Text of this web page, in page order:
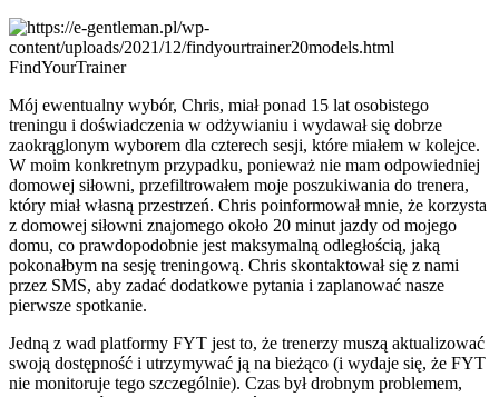
FindYourTrainer
Mój ewentualny wybór, Chris, miał ponad 15 lat osobistego
treningu i doświadczenia w odżywianiu i wydawał się dobrze
zaokrąglonym wyborem dla czterech sesji, które miałem w kolejce.
W moim konkretnym przypadku, ponieważ nie mam odpowiedniej
domowej siłowni, przefiltrowałem moje poszukiwania do trenera,
który miał własną przestrzeń. Chris poinformował mnie, że korzysta
z domowej siłowni znajomego około 20 minut jazdy od mojego
domu, co prawdopodobnie jest maksymalną odległością, jaką
pokonałbym na sesję treningową. Chris skontaktował się z nami
przez SMS, aby zadać dodatkowe pytania i zaplanować nasze
pierwsze spotkanie.
Jedną z wad platformy FYT jest to, że trenerzy muszą aktualizować
swoją dostępność i utrzymywać ją na bieżąco (i wydaje się, że FYT
nie monitoruje tego szczególnie). Czas był drobnym problemem,